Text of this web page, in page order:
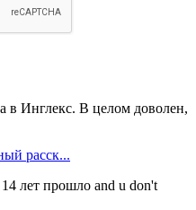
в Инглекс. В целом доволен,
расск...
лет прошло and u don't